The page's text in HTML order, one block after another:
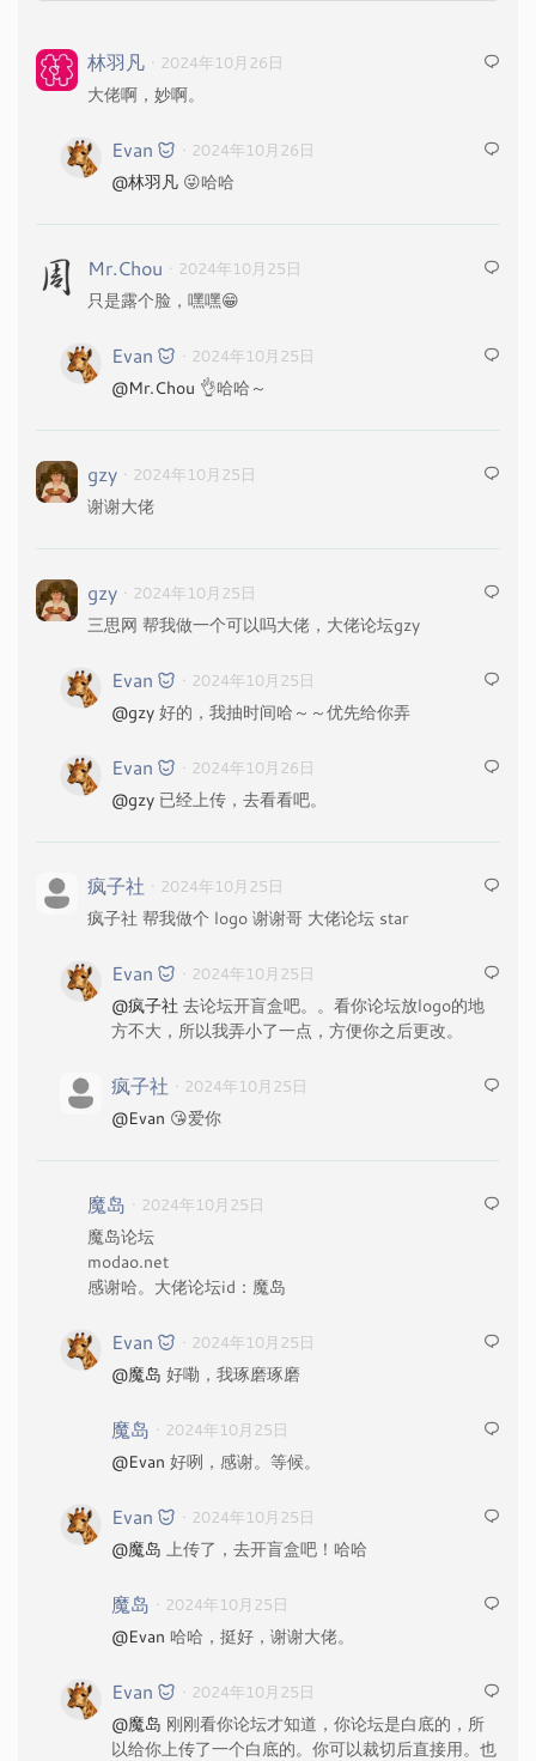
林羽凡 · 2024年10月26日
大佬啊，妙啊。
Evan · 2024年10月26日
@林羽凡 😜哈哈
Mr.Chou · 2024年10月25日
只是露个脸，嘿嘿😁
Evan · 2024年10月25日
@Mr.Chou 👌哈哈～
gzy · 2024年10月25日
谢谢大佬
gzy · 2024年10月25日
三思网 帮我做一个可以吗大佬，大佬论坛gzy
Evan · 2024年10月25日
@gzy 好的，我抽时间哈～～优先给你弄
Evan · 2024年10月26日
@gzy 已经上传，去看看吧。
疯子社 · 2024年10月25日
疯子社 帮我做个 logo 谢谢哥 大佬论坛 star
Evan · 2024年10月25日
@疯子社 去论坛开盲盒吧。。看你论坛放logo的地
方不大，所以我弄小了一点，方便你之后更改。
疯子社 · 2024年10月25日
@Evan 😘爱你
魔岛 · 2024年10月25日
魔岛论坛
modao.net
感谢哈。大佬论坛id：魔岛
Evan · 2024年10月25日
@魔岛 好嘞，我琢磨琢磨
魔岛 · 2024年10月25日
@Evan 好咧，感谢。等候。
Evan · 2024年10月25日
@魔岛 上传了，去开盲盒吧！哈哈
魔岛 · 2024年10月25日
@Evan 哈哈，挺好，谢谢大佬。
Evan · 2024年10月25日
@魔岛 刚刚看你论坛才知道，你论坛是白底的，所
以给你上传了一个白底的。你可以裁切后直接用。也